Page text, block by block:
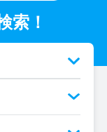
索！